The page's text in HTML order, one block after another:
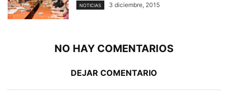
NOTICIAS 3 diciembre, 2015
NO HAY COMENTARIOS
DEJAR COMENTARIO